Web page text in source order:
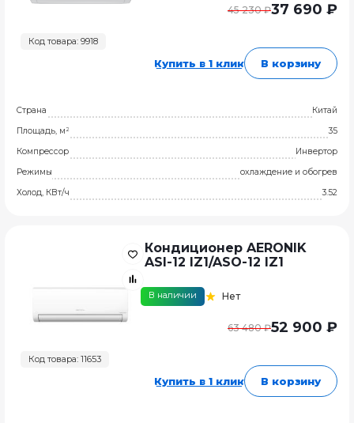
Код товара: 9918
45 230 ₽37 690 ₽
Купить в 1 клик В корзину
Страна
Китай
Площадь, м²
35
Компрессор
Инвертор
Режимы
охлаждение и обогрев
Холод, КВт/ч
3.52
Код товара: 11653
Кондиционер AERONIK
ASI-12 IZ1/ASO-12 IZ1
В наличии Нет
63 480 ₽52 900 ₽
Купить в 1 клик В корзину